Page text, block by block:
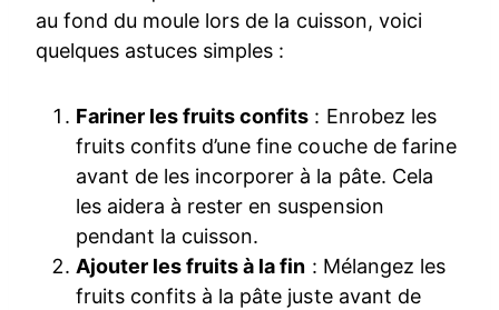
au fond du moule lors de la cuisson, voici
quelques astuces simples :
Fariner les fruits confits : Enrobez les
fruits confits d’une fine couche de farine
avant de les incorporer à la pâte. Cela
les aidera à rester en suspension
pendant la cuisson.
Ajouter les fruits à la fin : Mélangez les
fruits confits à la pâte juste avant de